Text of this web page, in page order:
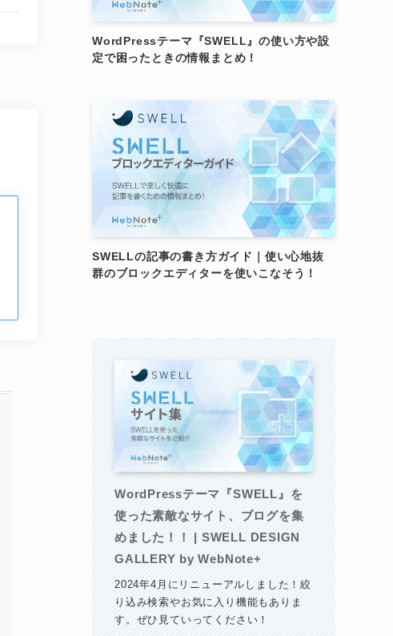
WordPressテーマ『SWELL』の使い方や設
定で困ったときの情報まとめ！
SWELLの記事の書き方ガイド｜使い心地抜
群のブロックエディターを使いこなそう！
WordPressテーマ『SWELL』を
使った素敵なサイト、ブログを集
めました！！ | SWELL DESIGN
GALLERY by WebNote+
2024年4月にリニューアルしました！絞
り込み検索やお気に入り機能もありま
す。ぜひ見ていってください！